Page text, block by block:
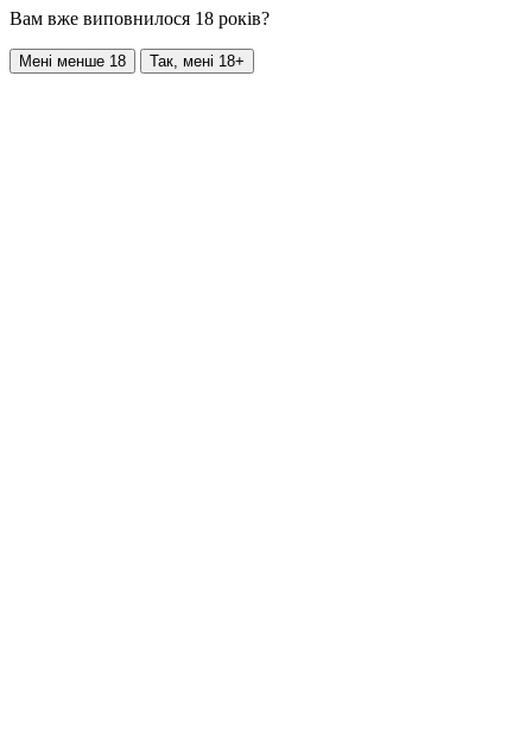
Вам вже виповнилося 18 років?
Мені менше 18 Так, мені 18+